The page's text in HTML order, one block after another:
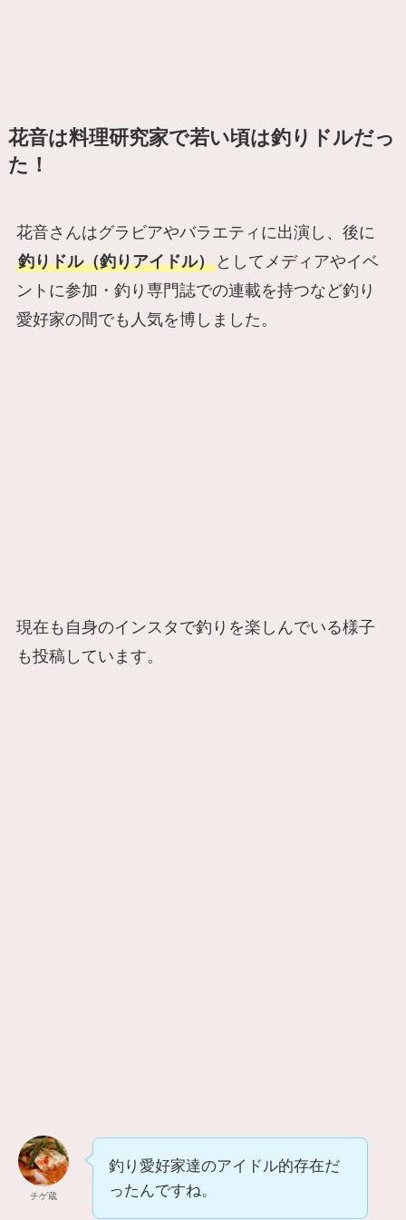
花音は料理研究家で若い頃は釣りドルだっ
た！
花音さんはグラビアやバラエティに出演し、後に
釣りドル（釣りアイドル）としてメディアやイベ
ントに参加・釣り専門誌での連載を持つなど釣り
愛好家の間でも人気を博しました。
現在も自身のインスタで釣りを楽しんでいる様子
も投稿しています。
チゲ蔵
釣り愛好家達のアイドル的存在だ
ったんですね。